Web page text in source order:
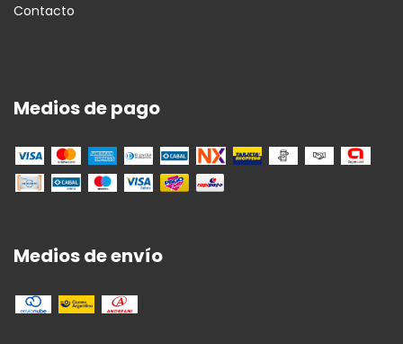
Contacto
Medios de pago
Medios de envío